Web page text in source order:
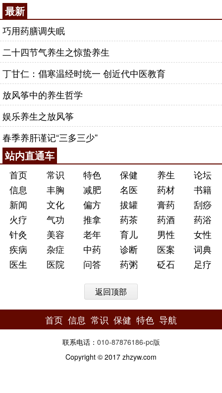
最新
巧用药膳调失眠
二十四节气养生之惊蛰养生
丁甘仁：倡寒温经时统一 创近代中医教育
放风筝中的养生哲学
娱乐养生之放风筝
春季养肝谨记“三多三少”
站内直通车
首页 常识 特色 保健 养生
论坛
信息
丰胸 减肥 名医 药材
书籍
新闻
文化 偏方 拔罐 膏药
刮痧
火疗
气功 推拿 药茶 药酒
药浴
针灸
美容 老年 育儿 男性
女性
疾病
杂症 中药 诊断 医案
词典
医生
医院 问答 药粥 砭石 足疗
返回顶部
首页 信息 常识 保健 特色 导航
联系电话： 010-87876186-pc版
Copyright © 2017 zhzyw.com